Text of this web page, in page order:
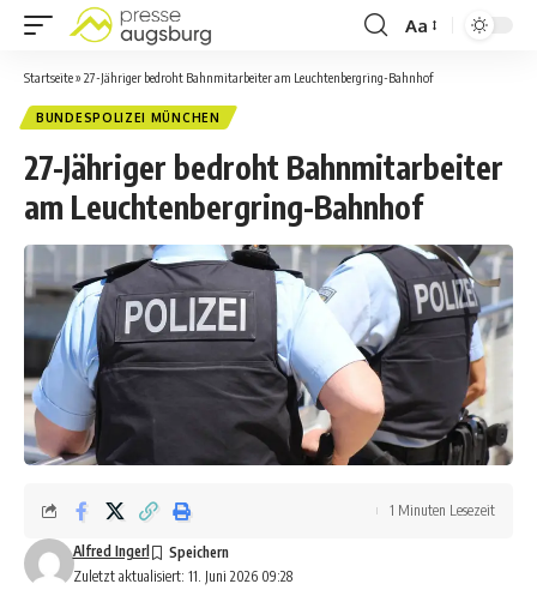
Aa
Startseite» 27-Jähriger bedroht Bahnmitarbeiter am Leuchtenbergring-Bahnhof
BUNDESPOLIZEI MÜNCHEN
27-Jähriger bedroht Bahnmitarbeiter
am Leuchtenbergring-Bahnhof
Zuletzt aktualisiert: 11. Juni 2026 09:28
Alfred Ingerl
1 Minuten Lesezeit